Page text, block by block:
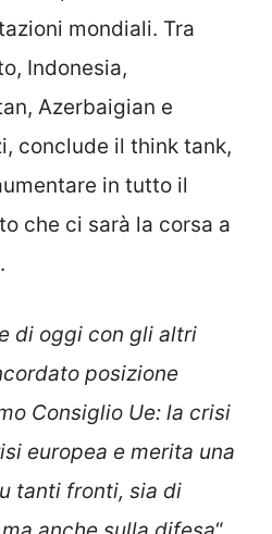
mondiali. Tra
Indonesia,
Azerbaigian e
conclude il think tank,
in tutto il
che ci sarà la corsa a
di oggi con gli altri
posizione
Consiglio Ue: la crisi
europea e merita una
tanti fronti, sia di